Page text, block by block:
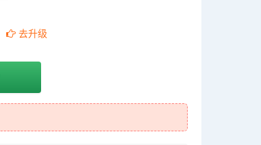
去升级